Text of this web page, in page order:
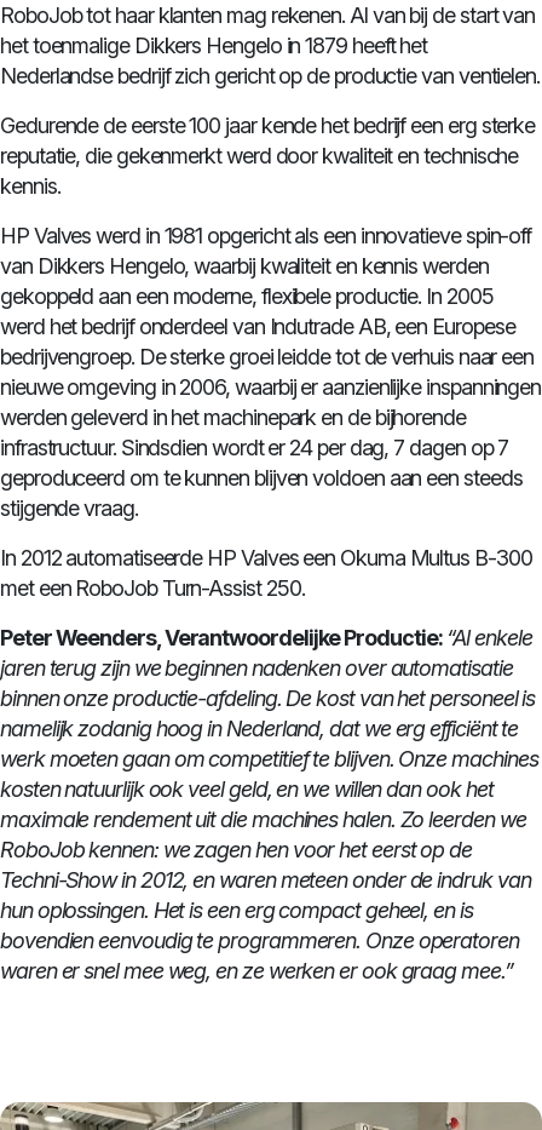
RoboJob tot haar klanten mag rekenen. Al van bij de start van
het toenmalige Dikkers Hengelo in 1879 heeft het
Nederlandse bedrijf zich gericht op de productie van ventielen.
Gedurende de eerste 100 jaar kende het bedrijf een erg sterke
reputatie, die gekenmerkt werd door kwaliteit en technische
kennis.
HP Valves werd in 1981 opgericht als een innovatieve spin-off
van Dikkers Hengelo, waarbij kwaliteit en kennis werden
gekoppeld aan een moderne, flexibele productie. In 2005
werd het bedrijf onderdeel van Indutrade AB, een Europese
bedrijvengroep. De sterke groei leidde tot de verhuis naar een
nieuwe omgeving in 2006, waarbij er aanzienlijke inspanningen
werden geleverd in het machinepark en de bijhorende
infrastructuur. Sindsdien wordt er 24 per dag, 7 dagen op 7
geproduceerd om te kunnen blijven voldoen aan een steeds
stijgende vraag.
In 2012 automatiseerde HP Valves een Okuma Multus B-300
met een RoboJob Turn-Assist 250.
Peter Weenders, Verantwoordelijke Productie: “Al enkele
jaren terug zijn we beginnen nadenken over automatisatie
binnen onze productie-afdeling. De kost van het personeel is
namelijk zodanig hoog in Nederland, dat we erg efficiënt te
werk moeten gaan om competitief te blijven. Onze machines
kosten natuurlijk ook veel geld, en we willen dan ook het
maximale rendement uit die machines halen. Zo leerden we
RoboJob kennen: we zagen hen voor het eerst op de
Techni-Show in 2012, en waren meteen onder de indruk van
hun oplossingen. Het is een erg compact geheel, en is
bovendien eenvoudig te programmeren. Onze operatoren
waren er snel mee weg, en ze werken er ook graag mee.”